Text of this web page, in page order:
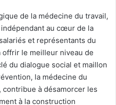
de la médecine du travail,
au cœur de la
et représentants du
offrir le meilleur niveau de
du dialogue social et maillon
la médecine du
à désamorcer les
à la construction